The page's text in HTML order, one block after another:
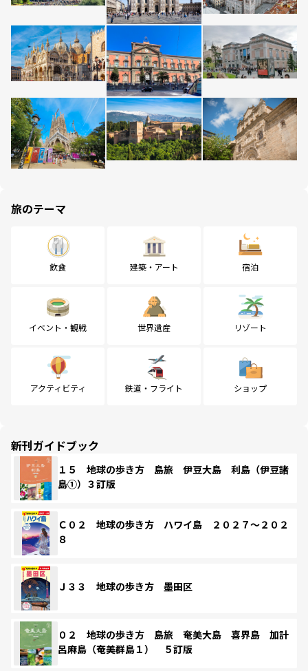
旅のテーマ
飲食 建築・アート 宿泊
イベント・観戦 世界遺産 リゾート
アクティビティ 鉄道・フライト ショップ
新刊ガイドブック
１５ 地球の歩き方 島旅 伊豆大島 利島（伊豆諸
島①）３訂版
Ｃ０２ 地球の歩き方 ハワイ島 ２０２７～２０２
８
Ｊ３３ 地球の歩き方 墨田区
０２ 地球の歩き方 島旅 奄美大島 喜界島 加計
呂麻島（奄美群島１） ５訂版